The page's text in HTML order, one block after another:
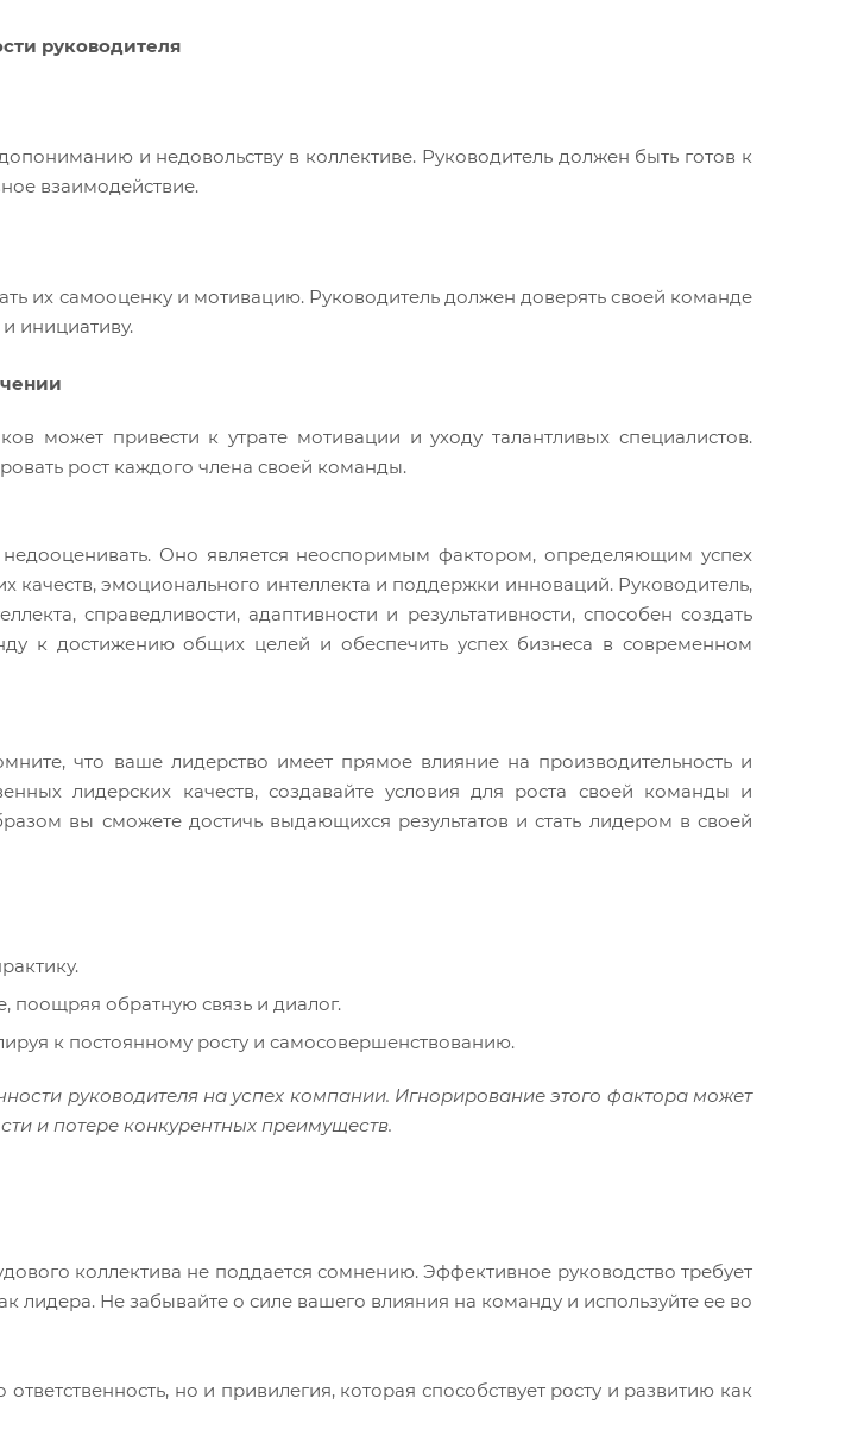
руководителя
и недовольству в коллективе. Руководитель должен быть готов к
взаимодействие.
их самооценку и мотивацию. Руководитель должен доверять своей команде
инициативу.
может привести к утрате мотивации и уходу талантливых специалистов.
рост каждого члена своей команды.
Оно является неоспоримым фактором, определяющим успех
качеств, эмоционального интеллекта и поддержки инноваций. Руководитель,
справедливости, адаптивности и результативности, способен создать
к достижению общих целей и обеспечить успех бизнеса в современном
что ваше лидерство имеет прямое влияние на производительность и
лидерских качеств, создавайте условия для роста своей команды и
вы сможете достичь выдающихся результатов и стать лидером в своей
поощряя обратную связь и диалог.
к постоянному росту и самосовершенствованию.
руководителя на успех компании. Игнорирование этого фактора может
и потере конкурентных преимуществ.
коллектива не поддается сомнению. Эффективное руководство требует
лидера. Не забывайте о силе вашего влияния на команду и используйте ее во
но и привилегия, которая способствует росту и развитию как